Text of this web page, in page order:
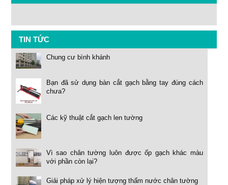
TIN TỨC
Chung cư bình khánh
Bạn đã sử dụng bàn cắt gạch bằng tay đúng cách
chưa?
Các kỹ thuật cắt gạch len tường
Vì sao chân tường luôn được ốp gạch khác màu
với phần còn lại?
Giải pháp xử lý hiện tượng thấm nước chân tường